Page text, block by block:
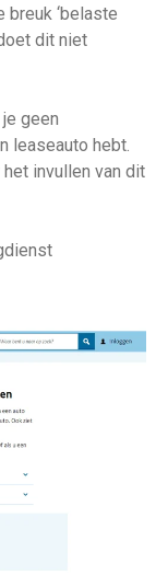
breuk ‘belaste
dit niet
geen
leaseauto hebt.
invullen van dit